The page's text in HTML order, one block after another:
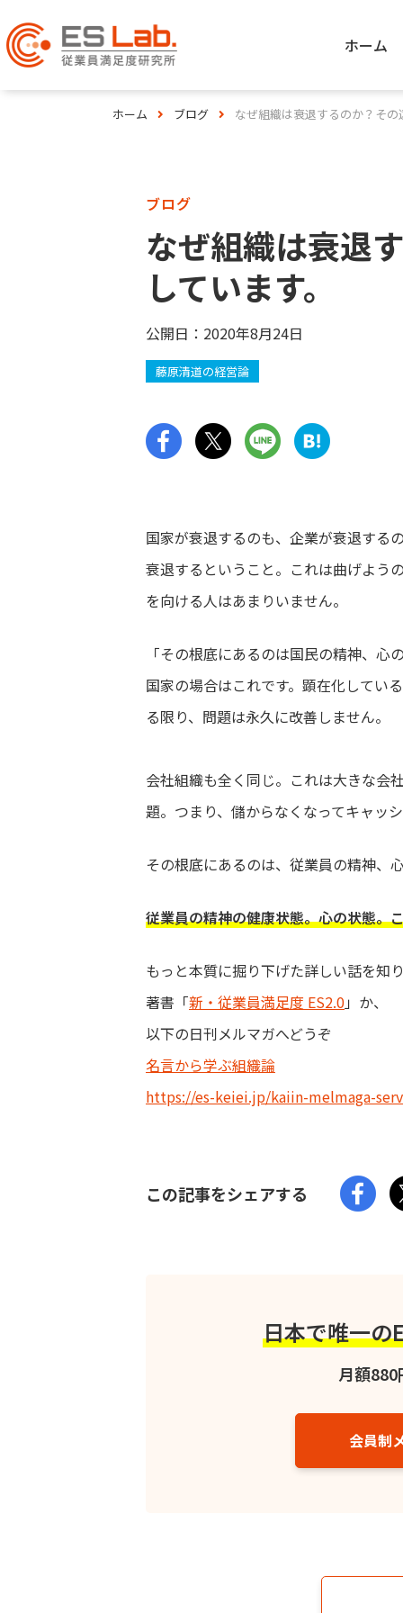
ホーム
ホーム ブログ なぜ組織は衰退するのか？そ
ブログ
なぜ組織は衰退
しています。
公開日： 2020年8月24日
藤原清道の経営論
国家が衰退するのも、企業が衰退する
衰退するということ。これは曲げよう
を向ける人はあまりいません。
「その根底にあるのは国民の精神、心
国家の場合はこれです。顕在化してい
る限り、問題は永久に改善しません。
会社組織も全く同じ。これは大きな会
題。つまり、儲からなくなってキャッ
その根底にあるのは、従業員の精神、
従業員の精神の健康状態。心の状態。
もっと本質に掘り下げた詳しい話を知
著書「新・従業員満足度 ES2.0」か、
以下の日刊メルマガへどうぞ
名言から学ぶ組織論
https://es-keiei.jp/kaiin-melmaga-
この記事をシェアする
日本で唯一の
月額880
会員制